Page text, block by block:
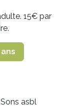
15€ par
asbl